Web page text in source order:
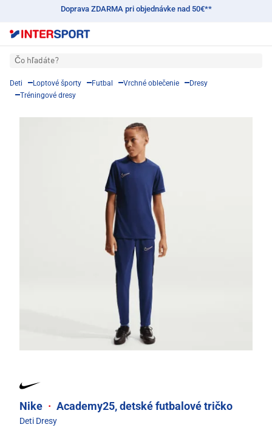
Doprava ZDARMA pri objednávke nad 50€**
Čo hľadáte?
Deti Loptové športy Futbal Vrchné oblečenie
Dresy
Tréningové dresy
Nike · Academy25, detské futbalové tričko
Deti Dresy